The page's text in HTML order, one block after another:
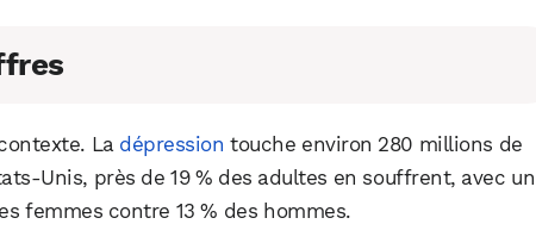
La dépression touche environ 280 millions de
Unis, près de 19 % des adultes en souffrent, avec un
femmes contre 13 % des hommes.